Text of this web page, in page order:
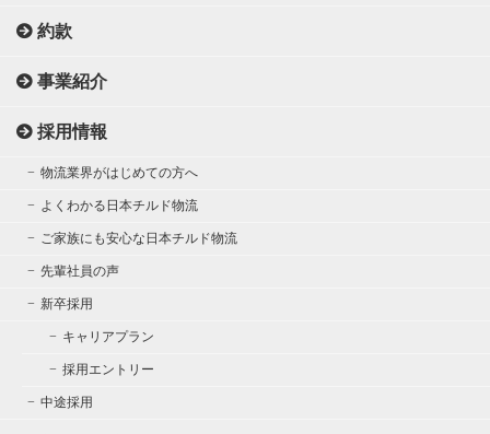
約款
事業紹介
採用情報
物流業界がはじめての方へ
よくわかる日本チルド物流
ご家族にも安心な日本チルド物流
先輩社員の声
新卒採用
キャリアプラン
採用エントリー
中途採用